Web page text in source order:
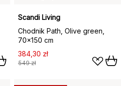
Scandi Living
Chodnik Path, Olive green,
70x150 cm
384,30 zł
549 zł